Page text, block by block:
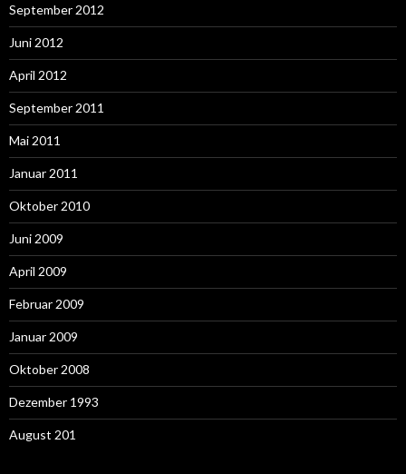
September 2012
Juni 2012
April 2012
September 2011
Mai 2011
Januar 2011
Oktober 2010
Juni 2009
April 2009
Februar 2009
Januar 2009
Oktober 2008
Dezember 1993
August 201